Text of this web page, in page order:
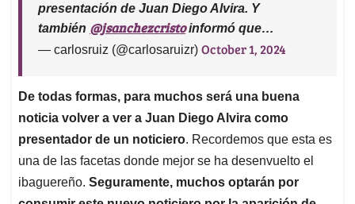
presentación de Juan Diego Alvira. Y
también @jsanchezcristoinformó que…
— carlosruiz (@carlosaruizr) October 1, 2024
De todas formas, para muchos será una buena
noticia volver a ver a Juan Diego Alvira como
presentador de un noticiero. Recordemos que esta es
una de las facetas donde mejor se ha desenvuelto el
ibaguereño. Seguramente, muchos optarán por